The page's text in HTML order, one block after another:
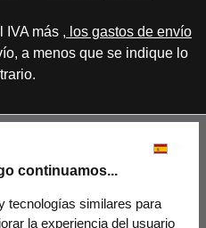
continuamos...
tecnologías similares para
la experiencia del usuario
IVA más , los gastos de envío
a menos que se indique lo